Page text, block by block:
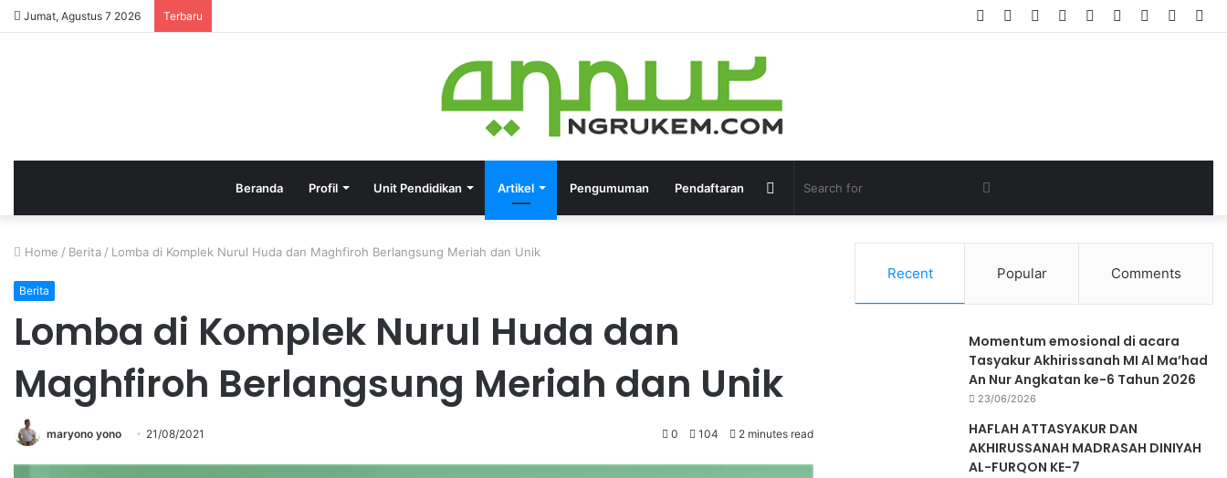
Jumat, Agustus 7 2026 Terbaru
Beranda Profil Unit Pendidikan Artikel Pengumuman Pendaftaran
Home / Berita / Lomba di Komplek Nurul Huda dan Maghfiroh Berlangsung Meriah dan Unik
Berita
Lomba di Komplek Nurul Huda dan
Maghfiroh Berlangsung Meriah dan Unik
maryono yono 21/08/2021 0 104 2 minutes read
Recent Popular Comments
Momentum emosional di acara
Tasyakur Akhirissanah MI Al Ma’had
An Nur Angkatan ke-6 Tahun 2026
23/06/2026
HAFLAH ATTASYAKUR DAN
AKHIRUSSANAH MADRASAH DINIYAH
AL-FURQON KE-7